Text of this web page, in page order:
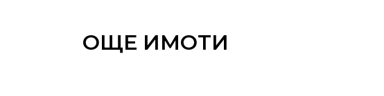
ОЩЕ ИМОТИ